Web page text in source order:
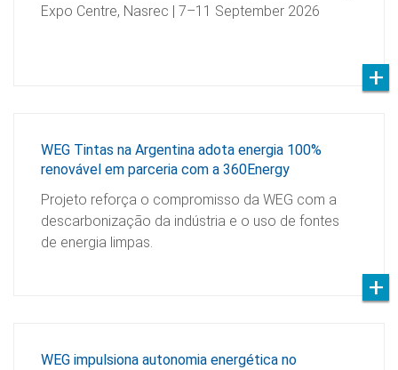
Expo Centre, Nasrec | 7–11 September 2026
WEG Tintas na Argentina adota energia 100%
renovável em parceria com a 360Energy
Projeto reforça o compromisso da WEG com a
descarbonização da indústria e o uso de fontes
de energia limpas.
WEG impulsiona autonomia energética no